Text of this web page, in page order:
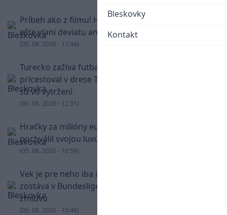
Bleskovky
Kontakt
Príbeh ako z filmu! Hrdina Slovana Kianga hral
ešte vlani deviatu anglickú ligu
(05. 08. 2026 - 17:44)
Turecko zažíva futbalové šialenstvo! Salah
pricestoval v drese Trabzonsporu, fanúšikovia
sú vo vytržení
(05. 08. 2026 - 12:31)
Hračky za milióny eur! Cristiano Ronaldo sa
pochválil svojou luxusnou zbierkou áut
(05. 08. 2026 - 10:59)
Vek je pre neho iba číslo! Štyridsaťročný Džeko
zostáva v Bundeslige, so Schalke predĺžil
zmluvu
(05. 08. 2026 - 10:46)